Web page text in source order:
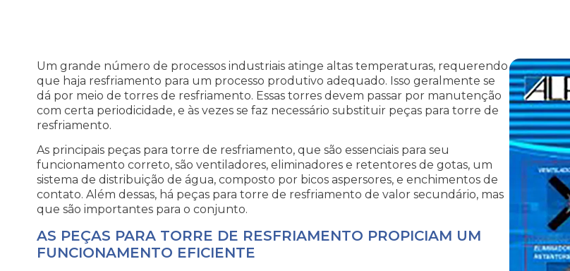
Um grande número de processos industriais atinge altas temperaturas, requerendo
que haja resfriamento para um processo produtivo adequado. Isso geralmente se
dá por meio de torres de resfriamento. Essas torres devem passar por manutenção
com certa periodicidade, e às vezes se faz necessário substituir peças para torre de
resfriamento.
As principais peças para torre de resfriamento, que são essenciais para seu
funcionamento correto, são ventiladores, eliminadores e retentores de gotas, um
sistema de distribuição de água, composto por bicos aspersores, e enchimentos de
contato. Além dessas, há peças para torre de resfriamento de valor secundário, mas
que são importantes para o conjunto.
AS PEÇAS PARA TORRE DE RESFRIAMENTO PROPICIAM UM
FUNCIONAMENTO EFICIENTE